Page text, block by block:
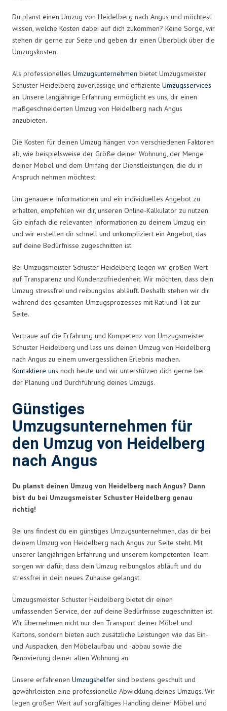
Du planst einen Umzug von Heidelberg nach Angus und möchtest
wissen, welche Kosten dabei auf dich zukommen? Keine Sorge, wir
stehen dir gerne zur Seite und geben dir einen Überblick über die
Umzugskosten.
Als professionelles Umzugsunternehmen bietet Umzugsmeister
Schuster Heidelberg zuverlässige und effiziente Umzugsservices
an. Unsere langjährige Erfahrung ermöglicht es uns, dir einen
maßgeschneiderten Umzug von Heidelberg nach Angus
anzubieten.
Die Kosten für deinen Umzug hängen von verschiedenen Faktoren
ab, wie beispielsweise der Größe deiner Wohnung, der Menge
deiner Möbel und dem Umfang der Dienstleistungen, die du in
Anspruch nehmen möchtest.
Um genauere Informationen und ein individuelles Angebot zu
erhalten, empfehlen wir dir, unseren Online-Kalkulator zu nutzen.
Gib einfach die relevanten Informationen zu deinem Umzug ein
und wir erstellen dir schnell und unkompliziert ein Angebot, das
auf deine Bedürfnisse zugeschnitten ist.
Bei Umzugsmeister Schuster Heidelberg legen wir großen Wert
auf Transparenz und Kundenzufriedenheit. Wir möchten, dass dein
Umzug stressfrei und reibungslos abläuft. Deshalb stehen wir dir
während des gesamten Umzugsprozesses mit Rat und Tat zur
Seite.
Vertraue auf die Erfahrung und Kompetenz von Umzugsmeister
Schuster Heidelberg und lass uns deinen Umzug von Heidelberg
nach Angus zu einem unvergesslichen Erlebnis machen.
Kontaktiere uns noch heute und wir unterstützen dich gerne bei
der Planung und Durchführung deines Umzugs.
Günstiges
Umzugsunternehmen für
den Umzug von Heidelberg
nach Angus
Du planst deinen Umzug von Heidelberg nach Angus? Dann
bist du bei Umzugsmeister Schuster Heidelberg genau
richtig!
Bei uns findest du ein günstiges Umzugsunternehmen, das dir bei
deinem Umzug von Heidelberg nach Angus zur Seite steht. Mit
unserer langjährigen Erfahrung und unserem kompetenten Team
sorgen wir dafür, dass dein Umzug reibungslos abläuft und du
stressfrei in dein neues Zuhause gelangst.
Umzugsmeister Schuster Heidelberg bietet dir einen
umfassenden Service, der auf deine Bedürfnisse zugeschnitten ist.
Wir übernehmen nicht nur den Transport deiner Möbel und
Kartons, sondern bieten auch zusätzliche Leistungen wie das Ein-
und Auspacken, den Möbelaufbau und -abbau sowie die
Renovierung deiner alten Wohnung an.
Unsere erfahrenen Umzugshelfer sind bestens geschult und
gewährleisten eine professionelle Abwicklung deines Umzugs. Wir
legen großen Wert auf sorgfältiges Handling deiner Möbel und